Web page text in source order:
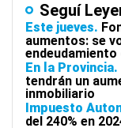
Seguí
Este jueves
aumentos: se
En la Provincia
tendrán un
inmobiliario
Impuesto
del 240% en